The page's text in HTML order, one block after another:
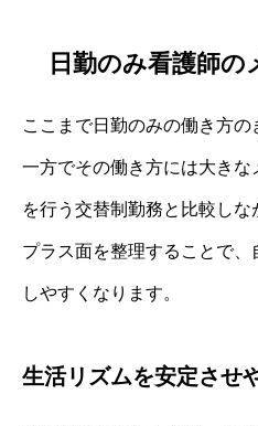
日勤のみ看護師
ここまで日勤のみの働き方の
一方でその働き方には大き
を行う交替制勤務と比較し
プラス面を整理することで
しやすくなります。
生活リズムを安定させ